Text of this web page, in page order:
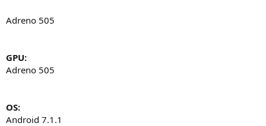
Adreno 505
GPU:
Adreno 505
OS:
Android 7.1.1